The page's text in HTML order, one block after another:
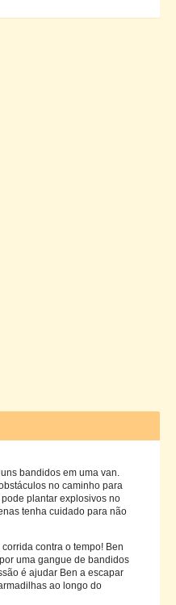
bandidos em uma van.
no caminho para
plantar explosivos no
tenha cuidado para não
contra o tempo! Ben
uma gangue de bandidos
é ajudar Ben a escapar
ao longo do